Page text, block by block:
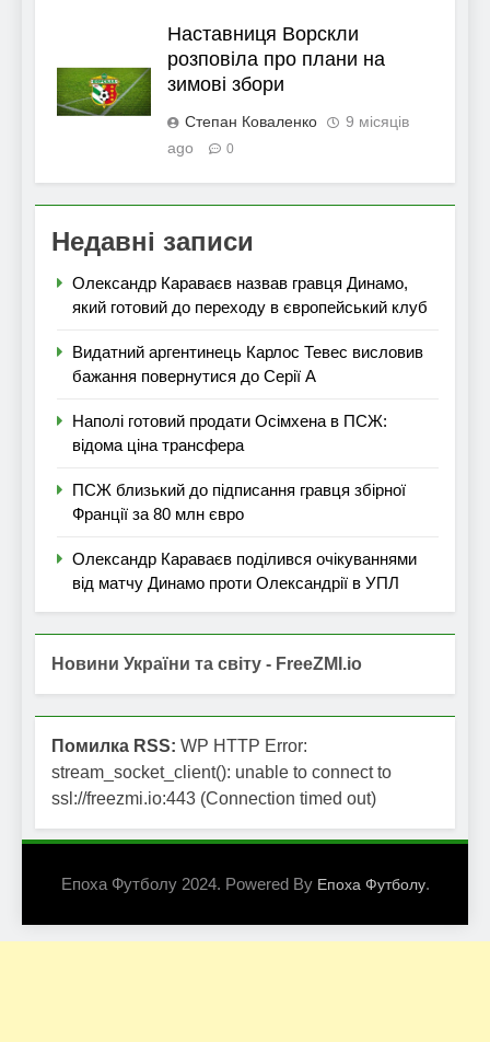
Наставниця Ворскли
розповіла про плани на
зимові збори
Степан Коваленко
9 місяців
ago
0
Недавні записи
Олександр Караваєв назвав гравця Динамо,
який готовий до переходу в європейський клуб
Видатний аргентинець Карлос Тевес висловив
бажання повернутися до Серії А
Наполі готовий продати Осімхена в ПСЖ:
відома ціна трансфера
ПСЖ близький до підписання гравця збірної
Франції за 80 млн євро
Олександр Караваєв поділився очікуваннями
від матчу Динамо проти Олександрії в УПЛ
Новини України та світу - FreeZMI.io
Помилка RSS: WP HTTP Error:
stream_socket_client(): unable to connect to
ssl://freezmi.io:443 (Connection timed out)
Епоха Футболу 2024. Powered By Епоха Футболу.